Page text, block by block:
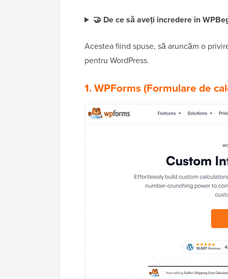
🤝 De ce să aveți încredere în
Acestea fiind spuse, să aruncăm o
pentru WordPress.
1.WPForms(Formulare de